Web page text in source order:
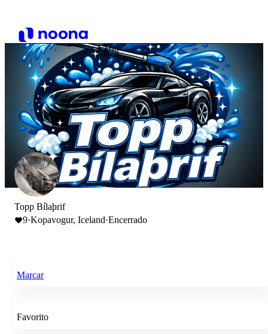
Topp Bílaþrif
9·Kopavogur, Iceland·Encerrado
Marcar
Favorito